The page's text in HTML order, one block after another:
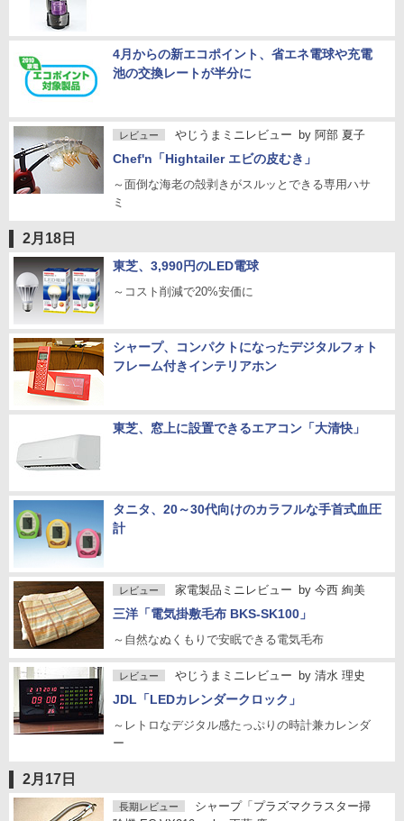
4月からの新エコポイント、省エネ電球や充電
池の交換レートが半分に
レビュー やじうまミニレビュー by 阿部 夏子
Chef'n「Hightailer エビの皮むき」
～面倒な海老の殻剥きがスルッとできる専用ハサ
ミ
2月18日
東芝、3,990円のLED電球
～コスト削減で20%安価に
シャープ、コンパクトになったデジタルフォト
フレーム付きインテリアホン
東芝、窓上に設置できるエアコン「大清快」
タニタ、20～30代向けのカラフルな手首式血圧
計
レビュー 家電製品ミニレビュー by 今西 絢美
三洋「電気掛敷毛布 BKS-SK100」
～自然なぬくもりで安眠できる電気毛布
レビュー やじうまミニレビュー by 清水 理史
JDL「LEDカレンダークロック」
～レトロなデジタル感たっぷりの時計兼カレンダ
ー
2月17日
長期レビュー
シャープ「プラズマクラスター掃